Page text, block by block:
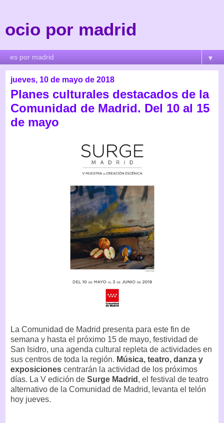
ocio por madrid
▼
jueves, 10 de mayo de 2018
Planes culturales destacados de la
Comunidad de Madrid. Del 10 al 15
de mayo
La Comunidad de Madrid presenta para este fin de
semana y hasta el próximo 15 de mayo, festividad de
San Isidro, una agenda cultural repleta de actividades en
sus centros de toda la región. Música, teatro, danza y
exposiciones centrarán la actividad de los próximos
días. La V edición de Surge Madrid , el festival de teatro
alternativo de la Comunidad de Madrid, levanta el telón
hoy jueves.